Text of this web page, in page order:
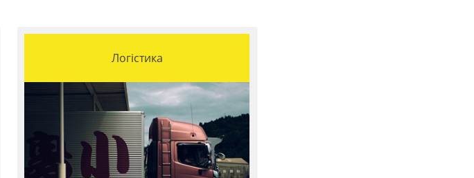
Логістика